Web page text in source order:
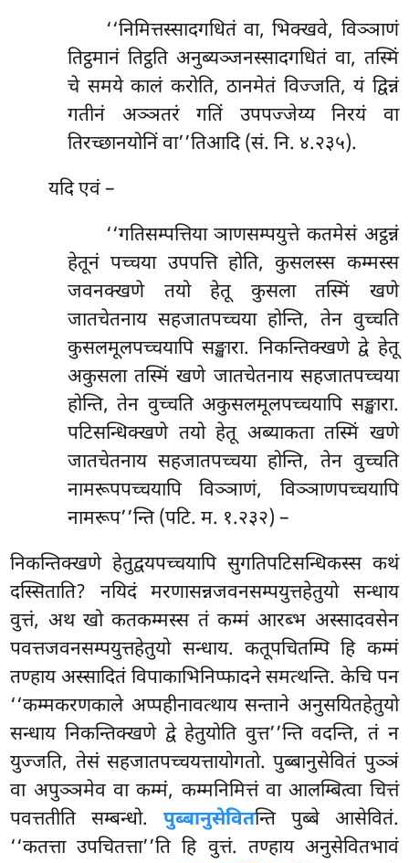
‘‘निमित्तस्सादगधितं वा, भिक्खवे, विञ्ञाणं
तिट्ठमानं तिट्ठति अनुब्यञ्जनस्सादगधितं वा, तस्मिं
चे समये कालं करोति, ठानमेतं विज्जति, यं द्विन्नं
गतीनं अञ्ञतरं गतिं उपपज्जेय्य निरयं वा
तिरच्छानयोनिं वा’’तिआदि (सं. नि. ४.२३५).
यदि एवं –
‘‘गतिसम्पत्तिया ञाणसम्पयुत्ते कतमेसं अट्ठन्नं
हेतूनं पच्चया उपपत्ति होति, कुसलस्स कम्मस्स
जवनक्खणे तयो हेतू कुसला तस्मिं खणे
जातचेतनाय सहजातपच्चया होन्ति, तेन वुच्चति
कुसलमूलपच्चयापि सङ्खारा. निकन्तिक्खणे द्वे हेतू
अकुसला तस्मिं खणे जातचेतनाय सहजातपच्चया
होन्ति, तेन वुच्चति अकुसलमूलपच्चयापि सङ्खारा.
पटिसन्धिक्खणे तयो हेतू अब्याकतातस्मिं खणे
जातचेतनाय सहजातपच्चया होन्ति, तेन वुच्चति
नामरूपपच्चयापि विञ्ञाणं, विञ्ञाणपच्चयापि
नामरूप’’न्ति (पटि. म. १.२३२) –
निकन्तिक्खणे हेतुद्वयपच्चयापि सुगतिपटिसन्धिकस्स कथं
दस्सिताति? नयिदं मरणासन्नजवनसम्पयुत्तहेतुयो सन्धाय
वुत्तं, अथ खो कतकम्मस्स तं कम्मं आरब्भ अस्सादवसेन
पवत्तजवनसम्पयुत्तहेतुयो सन्धाय. कतूपचितम्पि हि कम्मं
तण्हाय अस्सादितं विपाकाभिनिप्फादने समत्थन्ति. केचि पन
‘‘कम्मकरणकाले अप्पहीनावत्थाय सन्ताने अनुसयितहेतुयो
सन्धाय निकन्तिक्खणे द्वे हेतुयोति वुत्त’’न्ति वदन्ति, तं न
युज्जति, तेसं सहजातपच्चयत्तायोगतो. पुब्बानुसेवितं पुञ्ञं
वा अपुञ्ञमेव वा कम्मं, कम्मनिमित्तं वा आलम्बित्वा चित्तं
पवत्ततीति सम्बन्धो. पुब्बानुसेवितन्ति पुब्बे आसेवितं.
‘‘कतत्ता उपचितत्ता’’ति हि वुत्तं. तण्हाय अनुसेवितभावं